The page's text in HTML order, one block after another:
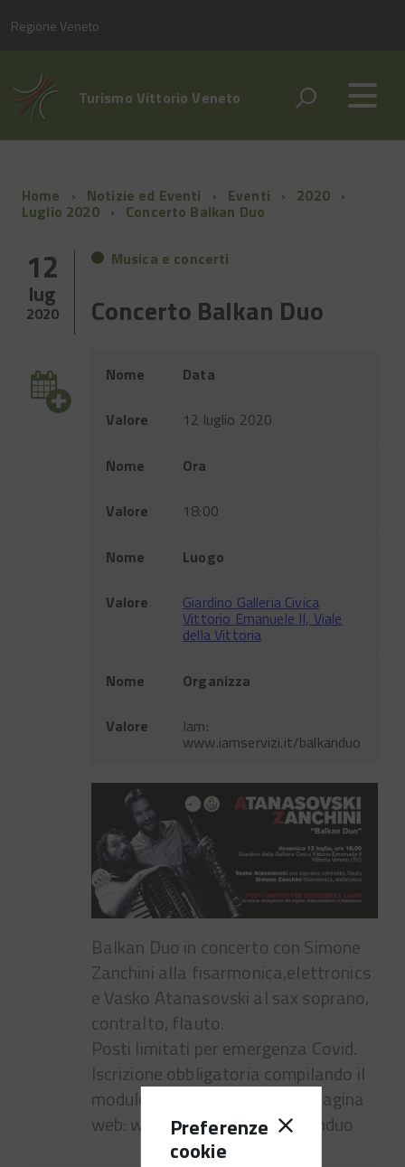
Preferenze
cookie
Regione Veneto
Turismo Vittorio Veneto
Home Notizie ed Eventi Eventi 2020
Luglio 2020 Concerto Balkan Duo
12
lug
2020
Musica e concerti
Concerto Balkan Duo
Evento
Nome Data
Valore 12 luglio 2020
Nome Ora
Valore 18:00
Nome Luogo
Valore Giardino Galleria Civica
Vittorio Emanuele II, Viale
della Vittoria
Nome Organizza
Valore Iam:
www.iamservizi.it/balkanduo
Balkan Duo in concerto con Simone
Zanchini alla fisarmonica,elettronics
e Vasko Atanasovski al sax soprano,
contralto, flauto.
Posti limitati per emergenza Covid.
Iscrizione obbligatoria compilando il
modulo on line alla seguente pagina
web: www.iamservizi.it/balkanduo